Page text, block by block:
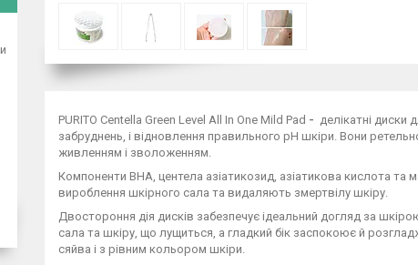
PURITO Centella Green Level All In One Mild Pad - делікатні диски
забруднень, і відновлення правильного pH шкіри. Вони
живленням і зволоженням.
Компоненти BHA, центела азіатикозид, азіатикова кислота
вироблення шкірного сала та видаляють змертвілу шкіру.
Двостороння дія дисків забезпечує ідеальний догляд за
сала та шкіру, що лущиться, а гладкий бік заспокоює й
сяйва і з рівним кольором шкіри.